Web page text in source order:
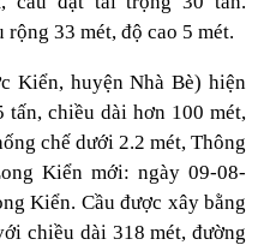
33 mét, độ cao 5 mét.
Kiển, huyện Nhà Bè) hiện
chiều dài hơn 100 mét,
chế dưới 2.2 mét, Thông
Kiển mới: ngày 09-08-
Kiển. Cầu được xây bằng
chiều dài 318 mét, đường